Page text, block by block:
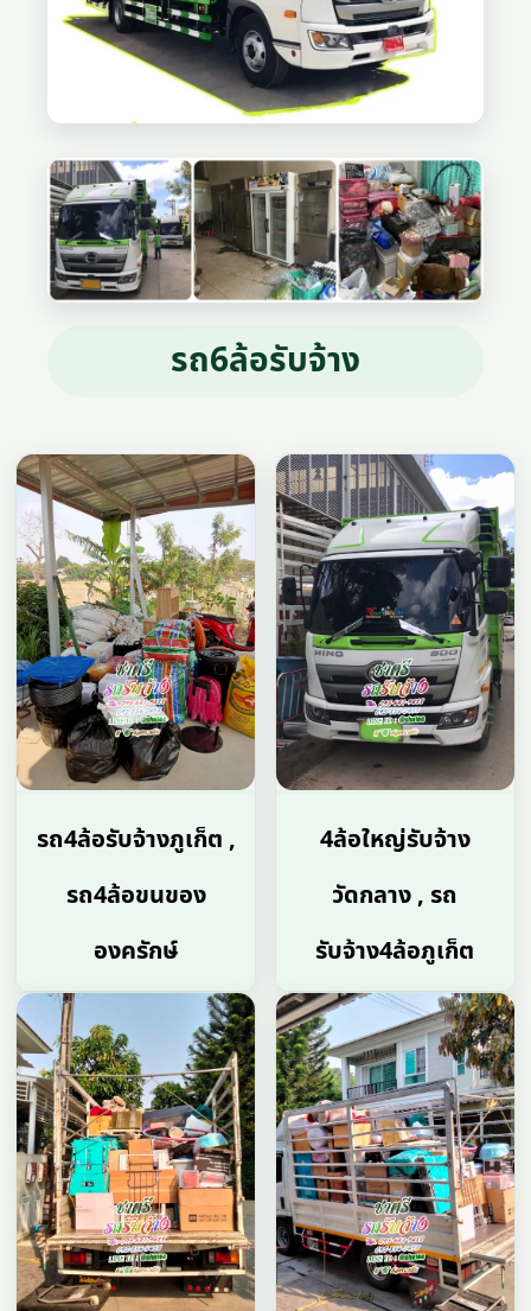
รถ6ล้อรับจ้าง
รถ4ล้อรับจ้างภูเก็ต ,
รถ4ล้อขนของ
องครักษ์
4ล้อใหญ่รับจ้าง
วัดกลาง , รถ
รับจ้าง4ล้อภูเก็ต